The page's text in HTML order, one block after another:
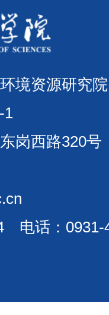
环境资源研
1
东岗西路
电话：0931-